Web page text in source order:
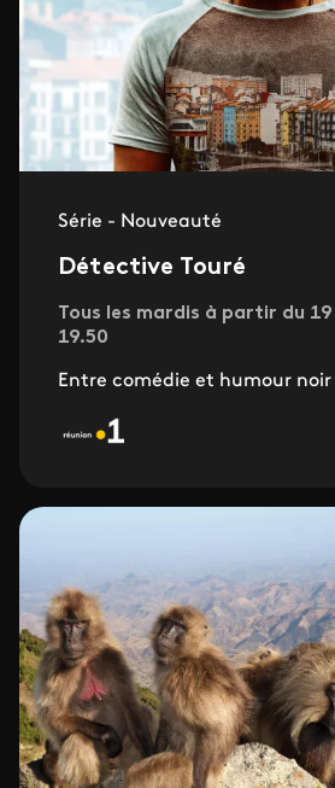
Série - Nouveauté
Détective Touré
Tous les mardis à partir du
19.50
Entre comédie et humour noir